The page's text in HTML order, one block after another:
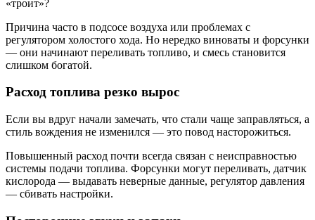
«троит»?
Причина часто в подсосе воздуха или проблемах с
регулятором холостого хода. Но нередко виноваты и форсунки
— они начинают переливать топливо, и смесь становится
слишком богатой.
Расход топлива резко вырос
Если вы вдруг начали замечать, что стали чаще заправляться, а
стиль вождения не изменился — это повод насторожиться.
Повышенный расход почти всегда связан с неисправностью
системы подачи топлива. Форсунки могут переливать, датчик
кислорода — выдавать неверные данные, регулятор давления
— сбивать настройки.